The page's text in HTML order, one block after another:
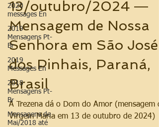
2020
messages En
2019
Mensagens Pt-
Br
2019
Messages En
2018
Mensagens Pt-
Br
Mensagens de
Mai/2018 até
13/outubro/2024 ―
Mensagem de Nossa
Senhora em São José
dos Pinhais, Paraná,
Brasil
A Trezena dá o Dom do Amor (mensagem
Virgem Maria em 13 de outubro de 2024)